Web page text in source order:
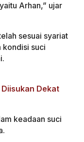
Arhan,” ujar
sesuai syariat
kondisi suci
Dekat
keadaan suci